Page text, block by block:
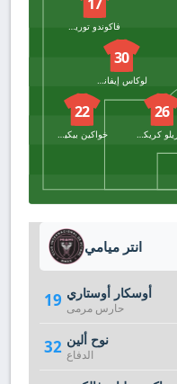
فاكوندو توريس
30
لوكاس إيفانجيليستا
26
موريلو كريكورا
22
خواكين بيكيريز
انتر ميامي
19 أوسكار أوستاري
حارس مرمى
32 نوح ألين
الدفاع